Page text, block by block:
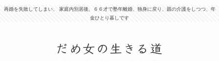
再婚を失敗してしまい、 家庭内別居後、６６才で塾年離婚、独身に戻り、親の介護をしつつ、年
金ひとり暮しです
だめ女の生きる道